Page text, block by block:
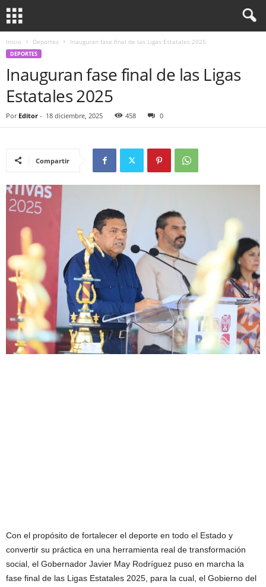
Inicio Deportes Inauguran fase final de las Ligas Estatales 2025
DEPORTES
Inauguran fase final de las Ligas
Estatales 2025
Por Editor - 18 diciembre, 2025 458 0
Compartir
Con el propósito de fortalecer el deporte en todo el Estado y
convertir su práctica en una herramienta real de transformación
social, el Gobernador Javier May Rodríguez puso en marcha la
fase final de las Ligas Estatales 2025, para la cual, el Gobierno del